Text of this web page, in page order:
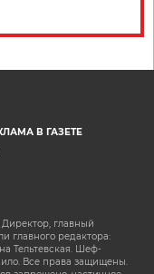
В ГАЗЕТЕ
главный
главного редактора:
Тельтевская. Шеф-
Все права защищены.